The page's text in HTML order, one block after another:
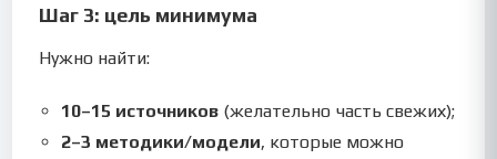
Шаг 3: цель минимума
Нужно найти:
10–15 источников (желательно часть свежих);
2–3 методики/модели, которые можно